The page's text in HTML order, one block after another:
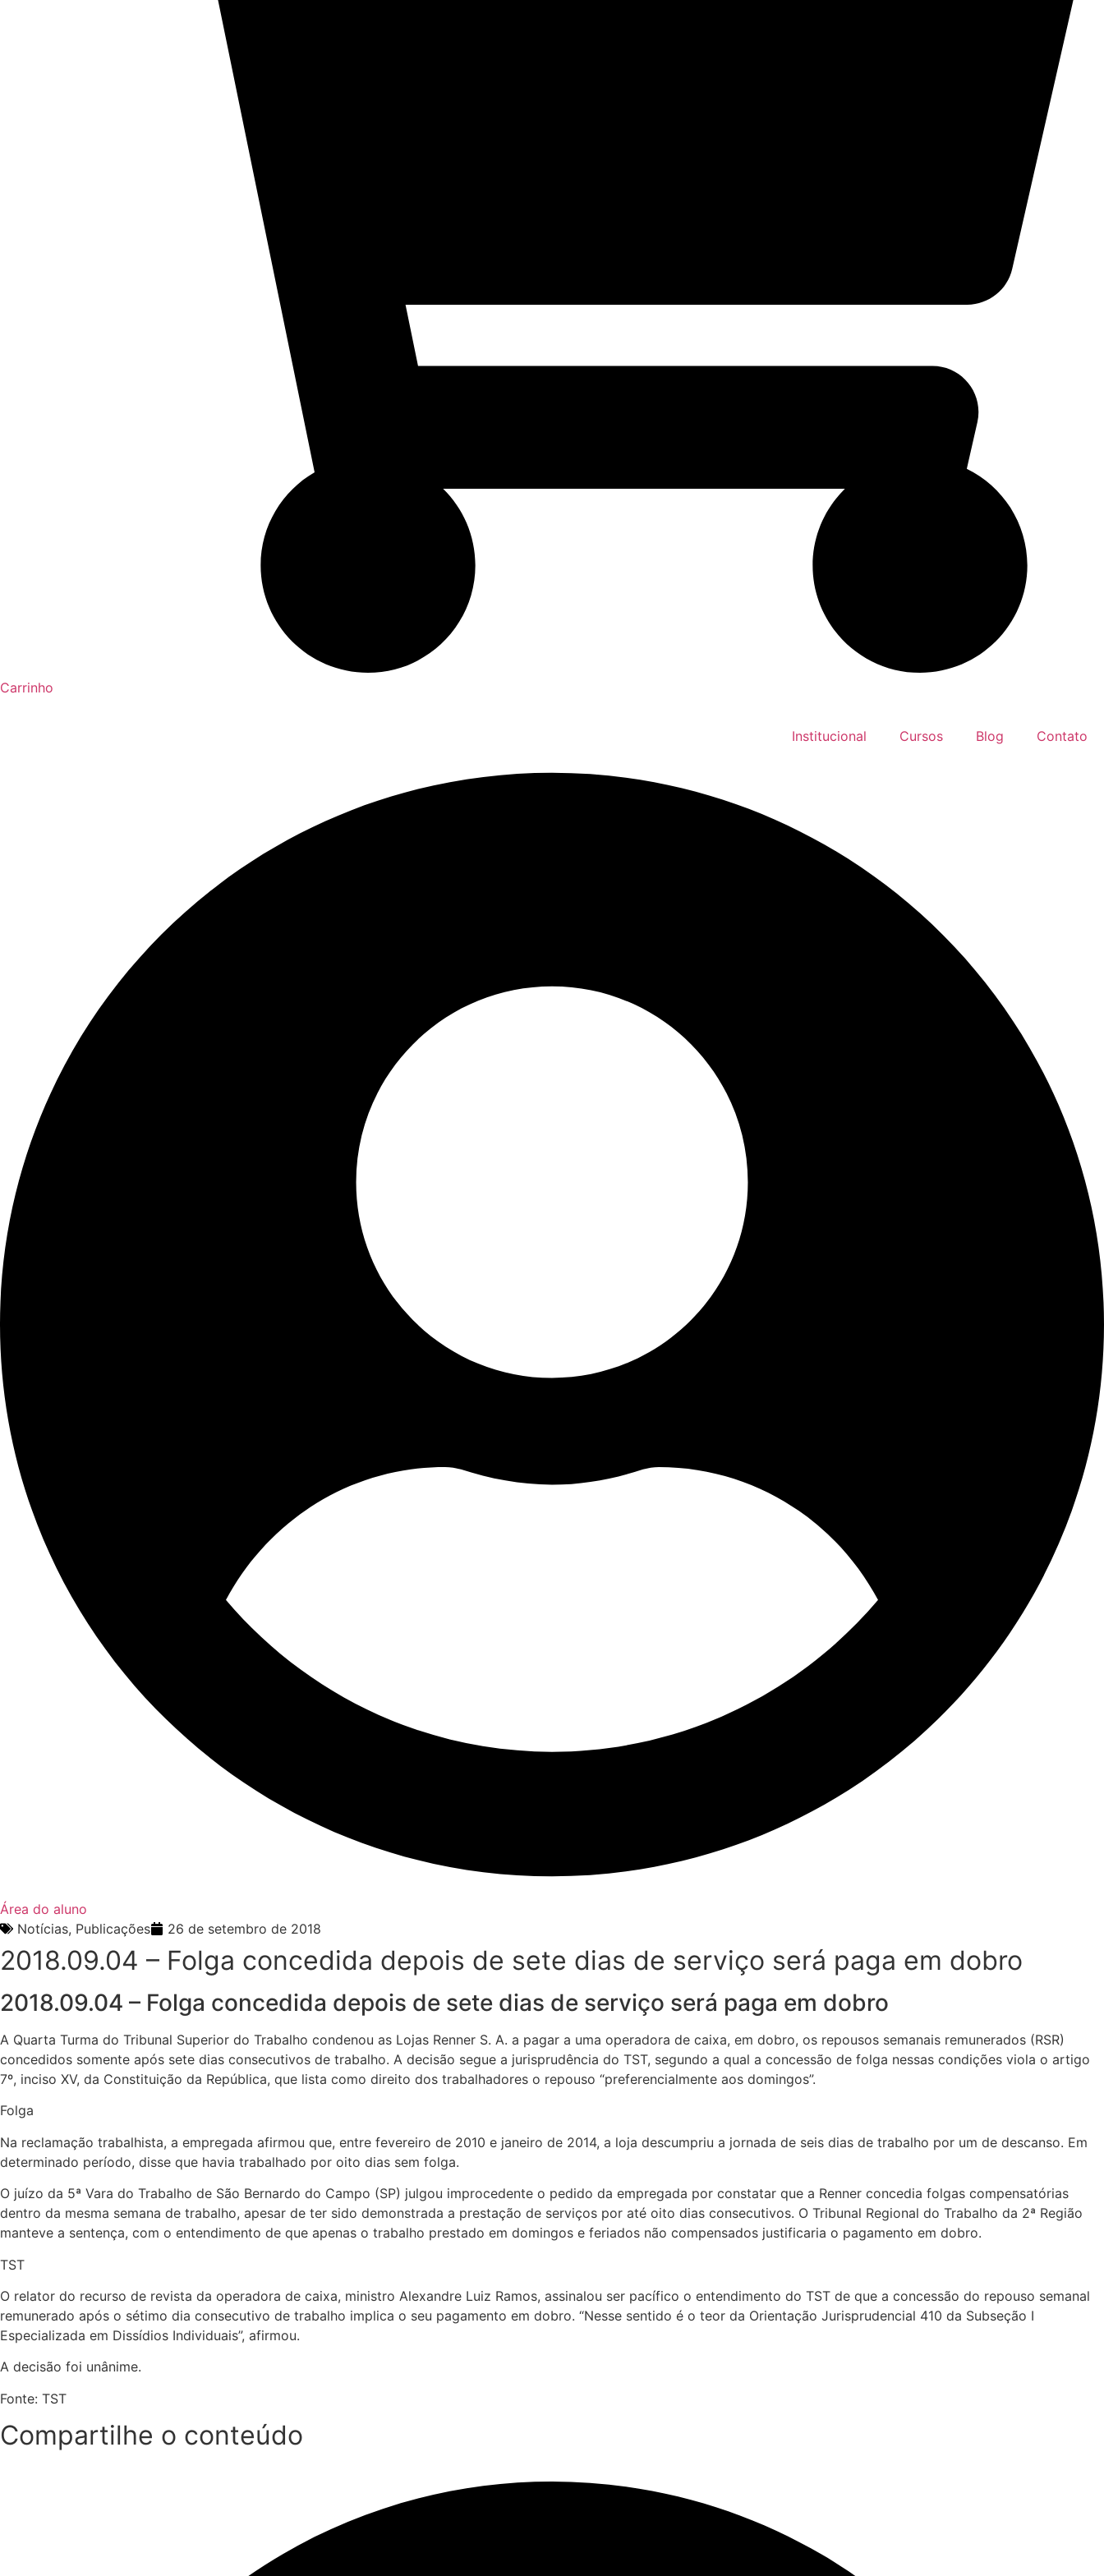
Carrinho
Institucional Cursos Blog Contato
Área do aluno
Notícias, Publicações 26 de setembro de 2018
2018.09.04 – Folga concedida depois de sete dias de serviço será paga em dobro
2018.09.04 – Folga concedida depois de sete dias de serviço será paga em dobro
A Quarta Turma do Tribunal Superior do Trabalho condenou as Lojas Renner S. A. a pagar a uma operadora de caixa, em dobro, os repousos semanais remunerados (RSR)
concedidos somente após sete dias consecutivos de trabalho. A decisão segue a jurisprudência do TST, segundo a qual a concessão de folga nessas condições viola o artigo
7º, inciso XV, da Constituição da República, que lista como direito dos trabalhadores o repouso “preferencialmente aos domingos”.
Folga
Na reclamação trabalhista, a empregada afirmou que, entre fevereiro de 2010 e janeiro de 2014, a loja descumpriu a jornada de seis dias de trabalho por um de descanso. Em
determinado período, disse que havia trabalhado por oito dias sem folga.
O juízo da 5ª Vara do Trabalho de São Bernardo do Campo (SP) julgou improcedente o pedido da empregada por constatar que a Renner concedia folgas compensatórias
dentro da mesma semana de trabalho, apesar de ter sido demonstrada a prestação de serviços por até oito dias consecutivos. O Tribunal Regional do Trabalho da 2ª Região
manteve a sentença, com o entendimento de que apenas o trabalho prestado em domingos e feriados não compensados justificaria o pagamento em dobro.
TST
O relator do recurso de revista da operadora de caixa, ministro Alexandre Luiz Ramos, assinalou ser pacífico o entendimento do TST de que a concessão do repouso semanal
remunerado após o sétimo dia consecutivo de trabalho implica o seu pagamento em dobro. “Nesse sentido é o teor da Orientação Jurisprudencial 410 da Subseção I
Especializada em Dissídios Individuais”, afirmou.
A decisão foi unânime.
Fonte: TST
Compartilhe o conteúdo